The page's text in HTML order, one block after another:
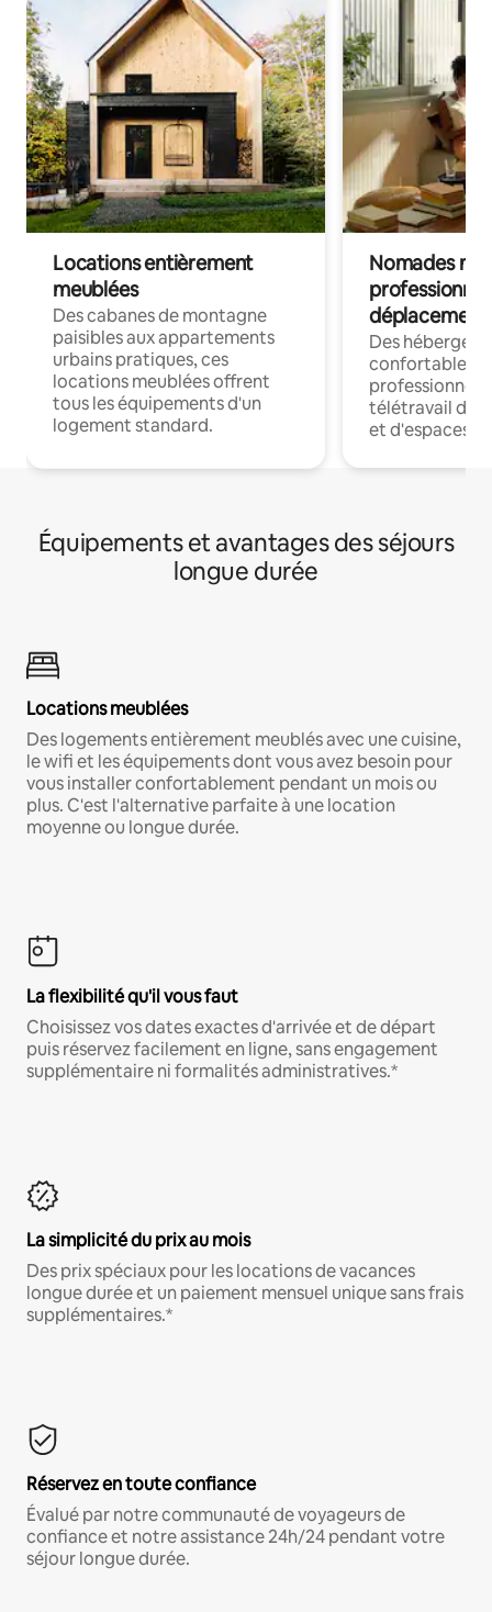
Locations entièrement
meublées
Des cabanes de montagne
paisibles aux appartements
urbains pratiques, ces
locations meublées offrent
tous les équipements d'un
logement standard.
Nomades
déplacement
Des
confortables
professionnels
télétravail
et d'espaces
Équipements et avantages des séjours
longue durée
Locations meublées
Des logements entièrement meublés avec une cuisine,
le wifi et les équipements dont vous avez besoin pour
vous installer confortablement pendant un mois ou
plus. C'est l'alternative parfaite à une location
moyenne ou longue durée.
La flexibilité qu'il vous faut
Choisissez vos dates exactes d'arrivée et de départ
puis réservez facilement en ligne, sans engagement
supplémentaire ni formalités administratives.*
La simplicité du prix au mois
Des prix spéciaux pour les locations de vacances
longue durée et un paiement mensuel unique sans frais
supplémentaires.*
Réservez en toute confiance
Évalué par notre communauté de voyageurs de
confiance et notre assistance 24h/24 pendant votre
séjour longue durée.